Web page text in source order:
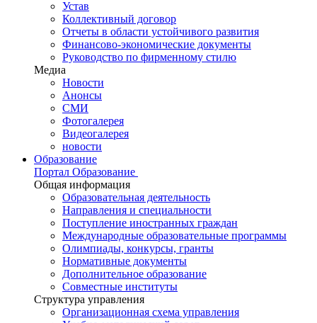
Устав
Коллективный договор
Отчеты в области устойчивого развития
Финансово-экономические документы
Руководство по фирменному стилю
Медиа
Новости
Анонсы
СМИ
Фотогалерея
Видеогалерея
новости
Образование
Портал Образование
Общая информация
Образовательная деятельность
Направления и специальности
Поступление иностранных граждан
Международные образовательные программы
Олимпиады, конкурсы, гранты
Нормативные документы
Дополнительное образование
Совместные институты
Структура управления
Организационная схема управления